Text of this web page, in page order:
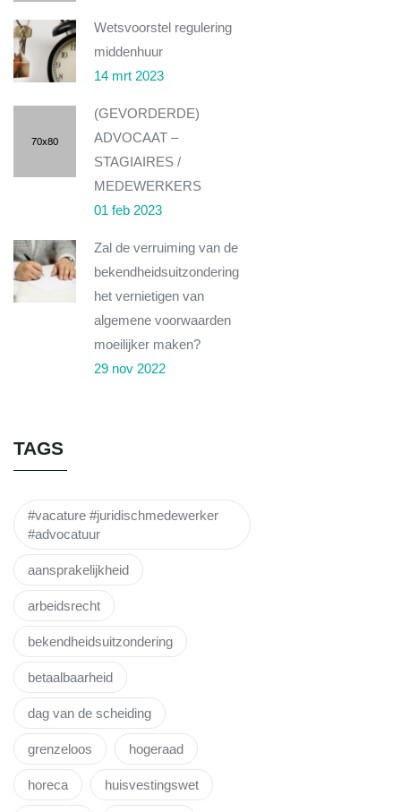
Wetsvoorstel regulering
middenhuur
14 mrt 2023
(GEVORDERDE)
ADVOCAAT –
STAGIAIRES /
MEDEWERKERS
01 feb 2023
Zal de verruiming van de
bekendheidsuitzondering
het vernietigen van
algemene voorwaarden
moeilijker maken?
29 nov 2022
TAGS
#vacature #juridischmedewerker
#advocatuur
aansprakelijkheid
arbeidsrecht
bekendheidsuitzondering
betaalbaarheid
dag van de scheiding
grenzeloos hogeraad
horeca huisvestingswet